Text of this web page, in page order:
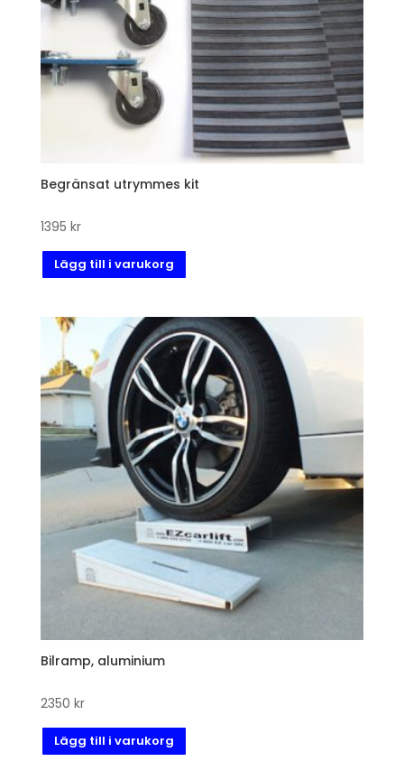
Begränsat utrymmes kit
1395 kr
Lägg till i varukorg
Bilramp, aluminium
2350 kr
Lägg till i varukorg